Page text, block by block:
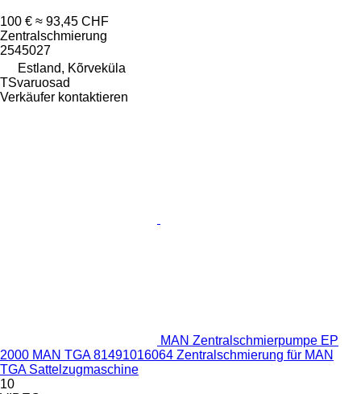
100 € ≈ 93,45 CHF
Zentralschmierung
2545027
Estland, Kõrveküla
TSvaruosad
Verkäufer kontaktieren
MAN Zentralschmierpumpe EP
2000 MAN TGA 81491016064 Zentralschmierung für MAN
TGA Sattelzugmaschine
10